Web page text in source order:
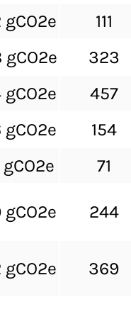
gCO2e 111
gCO2e 323
gCO2e 457
gCO2e 154
gCO2e 71
gCO2e 244
gCO2e 369